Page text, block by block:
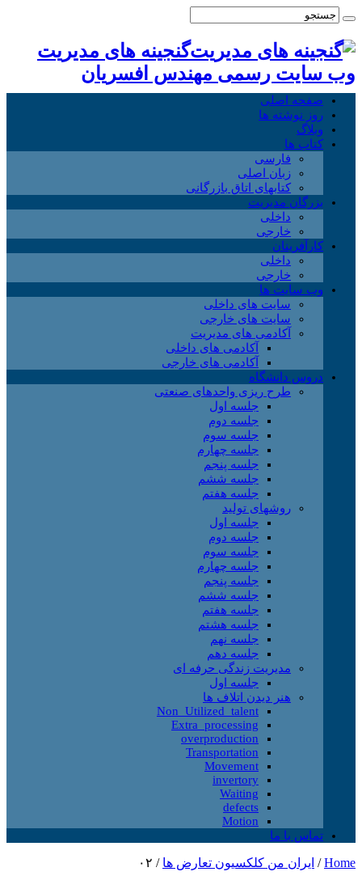
گنجینه های مدیریت
وب سایت رسمی مهندس افسریان
صفحه اصلی
روز نوشته ها
وبلاگ
کتاب ها
فارسی
زبان اصلی
کتابهای اتاق بازرگانی
بزرگان مدیریت
داخلی
خارجی
کارآفرینان
داخلی
خارجی
وب سایت ها
سایت های داخلی
سایت های خارجی
آکادمی های مدیریت
آکادمی های داخلی
آکادمی های خارجی
دروس دانشگاه
طرح ریزی واحدهای صنعتی
جلسه اول
جلسه دوم
جلسه سوم
جلسه چهارم
جلسه پنجم
جلسه ششم
جلسه هفتم
روشهای تولید
جلسه اول
جلسه دوم
جلسه سوم
جلسه چهارم
جلسه پنجم
جلسه ششم
جلسه هفتم
جلسه هشتم
جلسه نهم
جلسه دهم
مدیریت زندگی حرفه ای
جلسه اول
هنر دیدن اتلاف ها
Non_Utilized_talent
Extra_processing
overproduction
Transportation
Movement
invertory
Waiting
defects
Motion
تماس با ما
Home
/ ایران من کلکسیون تعارض ها / ۰۲